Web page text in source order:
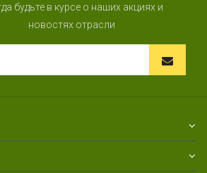
будьте в курсе о наших акциях и
новостях отрасли